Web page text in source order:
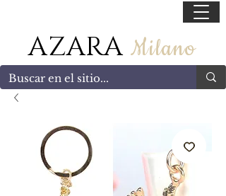
AZARA Milano